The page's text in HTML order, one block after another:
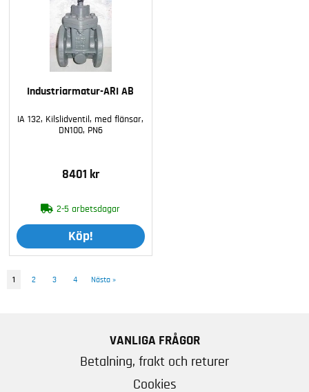
Industriarmatur-ARI AB
IA 132, Kilslidventil, med flänsar,
DN100, PN6
8401 kr
2-5 arbetsdagar
Köp!
1 2 3 4 Nästa »
VANLIGA FRÅGOR
Betalning, frakt och returer
Cookies